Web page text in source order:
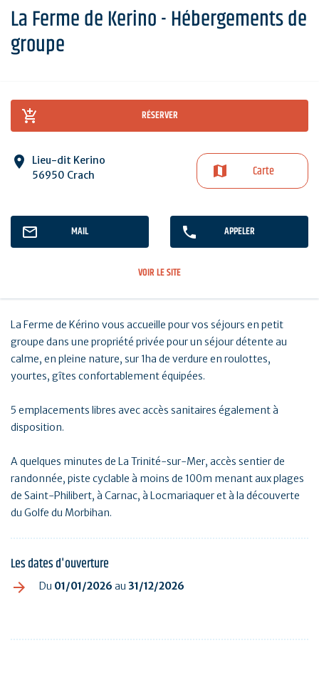
La Ferme de Kerino - Hébergements de
groupe
RÉSERVER
Lieu-dit Kerino
56950 Crach
Carte
MAIL APPELER
VOIR LE SITE
La Ferme de Kérino vous accueille pour vos séjours en petit
groupe dans une propriété privée pour un séjour détente au
calme, en pleine nature, sur 1ha de verdure en roulottes,
yourtes, gîtes confortablement équipées.
5 emplacements libres avec accès sanitaires également à
disposition.
A quelques minutes de La Trinité-sur-Mer, accès sentier de
randonnée, piste cyclable à moins de 100m menant aux plages
de Saint-Philibert, à Carnac, à Locmariaquer et à la découverte
du Golfe du Morbihan.
Les dates d'ouverture
Du 01/01/2026 au 31/12/2026